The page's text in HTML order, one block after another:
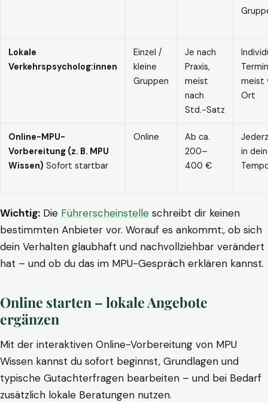
Lokale
Verkehrspsycholog:innen
Einzel /
kleine
Gruppen
Je nach
Praxis,
meist
nach
Std.-Satz
meist
Ort
Online-MPU-
Vorbereitung (z. B. MPU
Wissen) Sofort startbar
Online
Ab ca.
200–
400 €
in
Wichtig: Die Führerscheinstelle schreibt dir keinen
bestimmten Anbieter vor. Worauf es ankommt:, ob sich
dein Verhalten glaubhaft und nachvollziehbar verändert
hat – und ob du das im MPU-Gespräch erklären kannst.
Online starten – lokale Angebote
ergänzen
Mit der interaktiven Online-Vorbereitung von MPU
Wissen kannst du sofort beginnst, Grundlagen und
typische Gutachterfragen bearbeiten – und bei Bedarf
zusätzlich lokale Beratungen nutzen.